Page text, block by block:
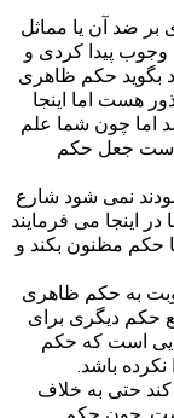
بر ضد آن یا مماثل
پیدا کردی و
بگوید حکم ظاهری
هست اما اینجا
اما چون شما علم
است جعل حکم
نمی شود شارع
اینجا می فرمایند
حکم مظنون بکند و
به حکم ظاهری
حکم دیگری برای
است که حکم
باشد.
حتی به خلاف